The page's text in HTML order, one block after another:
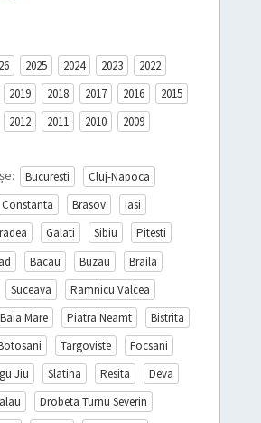
2025 2024 2023
2022
2019 2018 2017 2016
2015
2012 2011 2010 2009
Bucuresti
Cluj-Napoca
Constanta Brasov
Iasi
Galati Sibiu
Pitesti
Bacau Buzau
Braila
Suceava
Ramnicu Valcea
Baia Mare Piatra Neamt
Bistrita
Targoviste
Focsani
Jiu Slatina Resita
Deva
Drobeta Turnu Severin